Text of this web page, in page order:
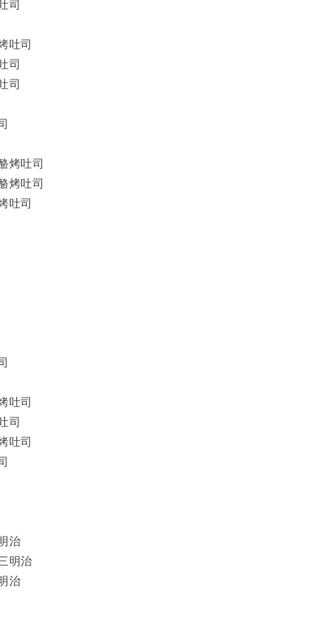
司
吐司
司
司
烤吐司
烤吐司
吐司
吐司
司
吐司
治
明治
治